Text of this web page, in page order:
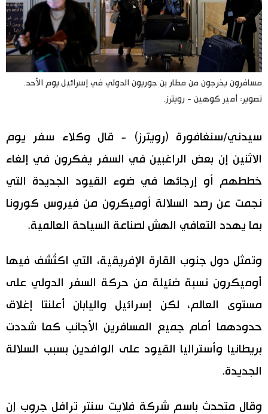
أشخاص
تجارب وآراء
مجتمع
طوكيو
الأكثر تفاعلا
اللغة اليابانية
موسوعة اليابان
تواصل معنا
مسافرون يخرجون من مطار بن جوريون الدولي في إسرائيل يوم الأحد.
تصوير: أمير كوهين - رويترز.
سيدني/سنغافورة (رويترز) - قال وكلاء سفر يوم
الاثنين إن بعض الراغبين في السفر يفكرون في إلغاء
خططهم أو إرجائها في ضوء القيود الجديدة التي
نجمت عن رصد السلالة أوميكرون من فيروس كورونا
بما يهدد التعافي الهش لصناعة السياحة العالمية.
وتمثل دول جنوب القارة الإفريقية، التي اكتُشف فيها
أوميكرون نسبة ضئيلة من حركة السفر الدولي على
مستوى العالم، لكن إسرائيل واليابان أعلنتا إغلاق
حدودهما أمام جميع المسافرين الأجانب كما شددت
بريطانيا وأستراليا القيود على الوافدين بسبب السلالة
الجديدة.
وقال متحدث باسم شركة فلايت سنتر ترافل جروب إن